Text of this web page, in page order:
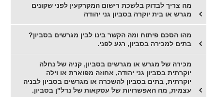
מה צריך לבדוק בלשכת רישום המקרקעין לפני שקונים
מגרש או בית יוקרה בסביון גני יהודה
מהו הסכם פיתוח ומה הקשר בינו לבין מגרשים בסביון?
בתים למכירה בסביון, רגע לפני.
מכירה של מגרש או מגרשים בסביון, קניה של נחלה
יוקרתית בסביון גני יהודה, אחוזה מפוארת או וילה
יוקרתית, בתים בסביון להשכרה או מגרשים בסביון לבניה
עצמית, מה האפשרויות של עסקאות של נדל"ן בסביון.